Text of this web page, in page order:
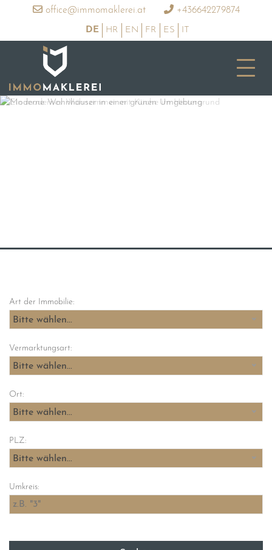
office@immomaklerei.at +436642279874
DE HR EN FR ES IT
Art der Immobilie:
Bitte wählen...
Vermarktungsart:
Bitte wählen...
Ort:
Bitte wählen...
PLZ:
Bitte wählen...
Umkreis: